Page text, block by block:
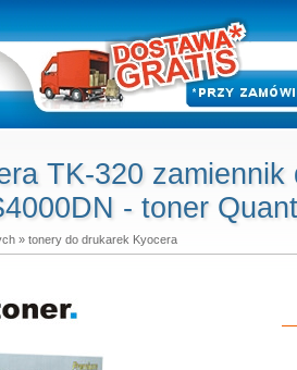
TK-320 zamiennik
- toner
» tonery do drukarek Kyocera